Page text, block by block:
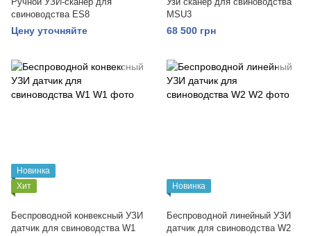
свиноводства ES8
Цену уточняйте
MSU3
68 500 грн
Новинка
Хит
Беспроводной конвексный УЗИ
датчик для свиноводства W1
Новинка
Беспроводной линейный УЗИ
датчик для свиноводства W2